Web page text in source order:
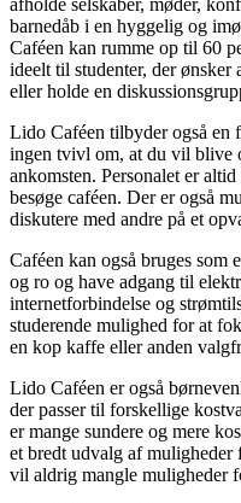
barnedåb i en hyggelig og
Caféen kan rumme op til 60
ideelt til studenter, der ønsker
eller holde en
Lido Caféen tilbyder også en
ingen tvivl om, at du vil blive
ankomsten. Personalet er
besøge caféen. Der er også
diskutere med andre på et
Caféen kan også bruges som
og ro og have adgang til
internetforbindelse og
studerende mulighed for at
en kop kaffe eller anden
Lido Caféen er også
der passer til forskellige
er mange sundere og mere
et bredt udvalg af muligheder
vil aldrig mangle muligheder